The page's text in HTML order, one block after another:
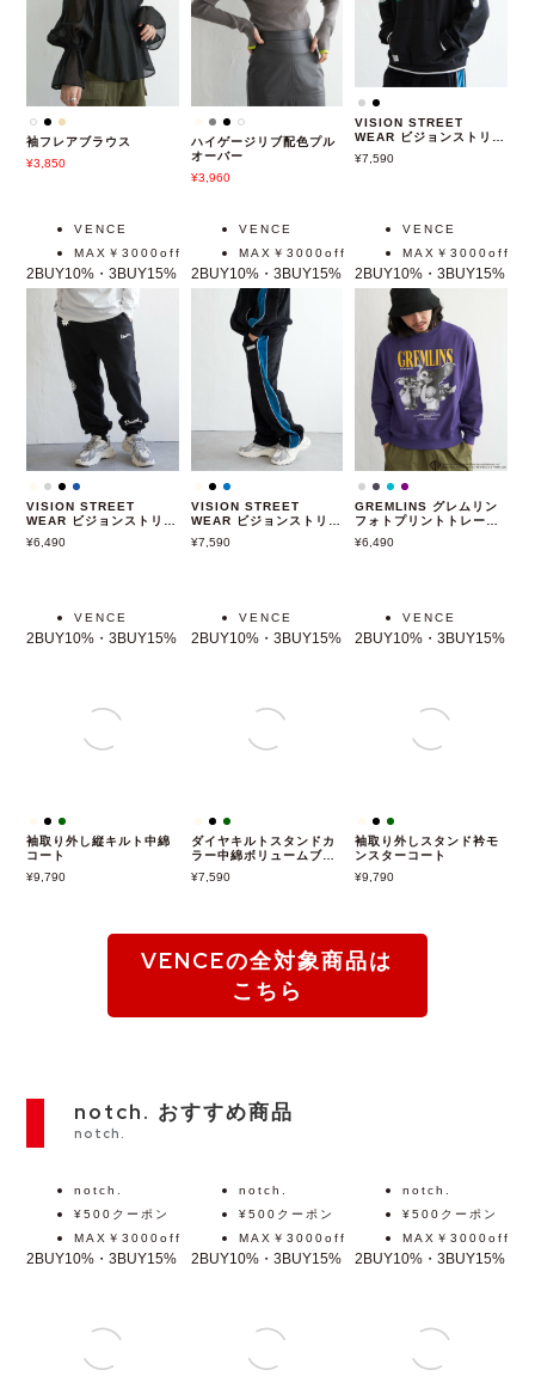
袖フレアブラウス
3,850
ハイゲージリブ配色プル
オーバー
3,960
VISION STREET
WEAR ビジョンストリー
トウェア リブラインハー
7,590
VENCE
MAX￥3000off
2BUY10%・3BUY15%
VISION STREET
WEAR ビジョンストリー
トウェア ロゴスウェット
パンツ
6,490
VENCE
MAX￥3000off
2BUY10%・3BUY15%
VISION STREET
WEAR ビジョンストリー
トウェア ベロアトラック
パンツ
7,590
VENCE
MAX￥3000off
2BUY10%・3BUY15%
GREMLINS グレムリン
フォトプリントトレーナ
ー
6,490
VENCE
2BUY10%・3BUY15%
袖取り外し縦キルト中綿
VENCE
2BUY10%・3BUY15%
ダイヤキルトスタンドカ
VENCE
2BUY10%・3BUY15%
袖取り外しスタンド衿モ
VENCEの全対象商品は
こちら
notch. おすすめ商品
notch.
¥500クーポン
notch.
¥500クーポン
notch.
¥500クーポン